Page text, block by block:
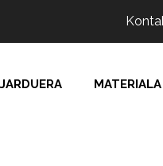
JARDUERA MATERIALA